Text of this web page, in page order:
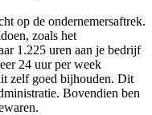
op de ondernemersaftrek.
zoals het
1.225 uren aan je bedrijf
24 uur per week
zelf goed bijhouden. Dit
Bovendien ben